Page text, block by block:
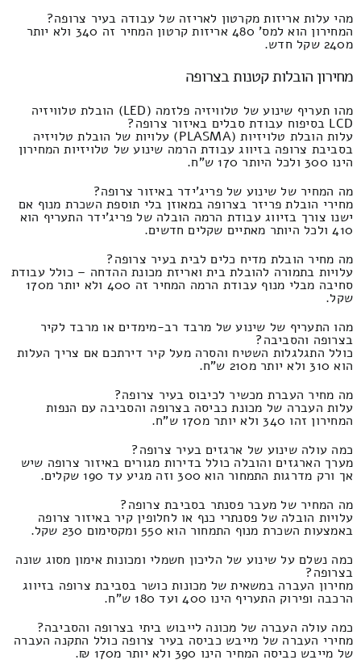
מהי עלות אריזות מקרטון לאריזה של עבודה בעיר צרופה?
המחירון הוא למס' 480 אריזות קרטון המחיר זה 340 ולא יותר
מ240 שקל חדש.
מחירון הובלות קטנות בצרופה
מהו תעריף שינוע של טלוויזיה פלזמה (LED) הובלת טלוויזיה
LCD בסיפוח עבודת סבלים באיזור צרופה?
עלות הובלת טלויזיות (PLASMA) עלויות של הובלת טלויזיה
בסביבת צרופה בזיווג עבודת הרמה שינוע של טלויזיות המחירון
הינו 300 ולכל היותר 170 ש"ח.
מה המחיר של שינוע של פריג'ידר באיזור צרופה?
מחירי הובלת פריזר בצרופה במאוזן בלי תוספת השכרת מנוף אם
ישנו צורך בזיווג עבודת הרמה הובלה של פריג'ידר התעריף הוא
410 ולכל היותר מאתיים שקלים חדשים.
מה מחיר הובלת מדיח כלים לבית בעיר צרופה?
עלויות בתמורה להובלת בית ואריזת מכונת ההדחה – כולל עבודת
סחיבה מבלי מנוף עבודת הרמה המחיר זה 400 ולא יותר מ170
שקל.
מהו התעריף של שינוע של מרבד רב-מימדים או מרבד לקיר
בצרופה והסביבה?
כולל התגלגלות השטיח והסרה מעל קיר דירתכם אם צריך העלות
הוא 310 ולא יותר מ210 ש"ח.
מה מחיר העברת מכשיר לכיבוס בעיר צרופה?
עלות העברה של מכונת כביסה בצרופה והסביבה עם הנפות
המחירון זהו 340 ולא יותר מ170 ש"ח.
כמה עולה שינוע של ארגזים בעיר צרופה?
מערך הארגזים והובלה כולל בדירות מגורים באיזור צרופה שיש
אך ורק מדרגות התמחור הוא 300 וזה מגיע עד 190 שקלים.
מה המחיר של מעבר פסנתר בסביבת צרופה?
עלויות הובלה של פסנתרי כנף או לחלופין קיר באיזור צרופה
באמצעות השכרת מנוף התמחור הוא 550 ומקסימום 230 שקל.
כמה נשלם על שינוע של הליכון חשמלי ומכונות אימון מסוג שונה
בצרופה?
מחירון העברה במשאית של מכונות כושר בסביבת צרופה בזיווג
הרכבה ופירוק התעריף הינו 400 ועד 180 ש"ח.
כמה עולה העברה של מכונה לייבוש ביתי בצרופה והסביבה?
מחירי העברה של מייבש כביסה בעיר צרופה כולל התקנה העברה
של מייבש כביסה המחיר הינו 390 ולא יותר מ170 ₪.